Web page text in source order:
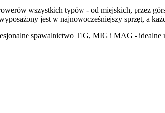
wszystkich typów - od miejskich, przez
jest w najnowocześniejszy sprzęt, a
spawalnictwo TIG, MIG i MAG -